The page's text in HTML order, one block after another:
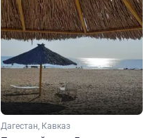
Дагестан, Кавказ